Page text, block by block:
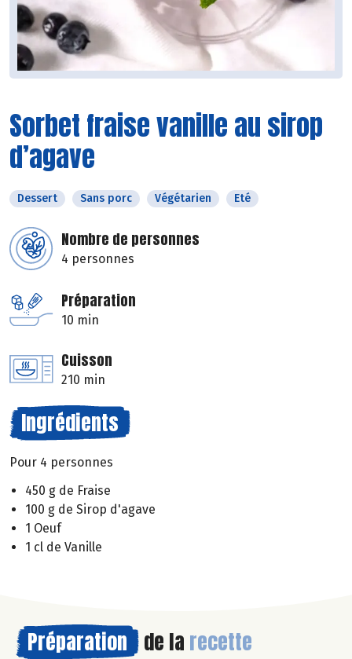
Sorbet fraise vanille au sirop
d’agave
Dessert Sans porc Végétarien Eté
Nombre de personnes
4 personnes
Préparation
10 min
Cuisson
210 min
Ingrédients
Pour 4 personnes
450 g de Fraise
100 g de Sirop d'agave
1 Oeuf
1 cl de Vanille
Préparation de la recette